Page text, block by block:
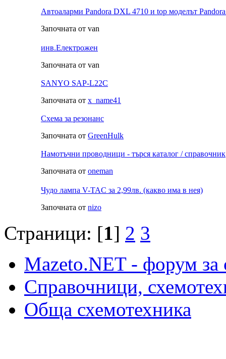
Автоаларми Pandora DXL 4710 и top моделът
Започната от van
инв.Електрожен
Започната от van
SANYO SAP-L22C
Започната от x_name41
Схема за резонанс
Започната от GreenHulk
Намотъчни проводници - търся каталог / справочник
Започната от oneman
Чудо лампа V-TAC за 2,99лв. (какво има в нея)
Започната от nizo
Страници: [1] 2 3
Mazeto.NET - форум за
Справочници,
Обща схемотехника